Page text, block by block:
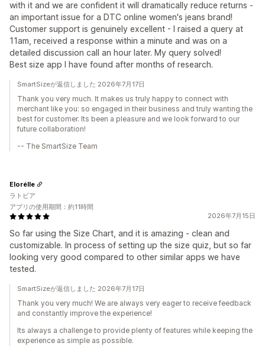
with it and we are confident it will dramatically reduce returns -
an important issue for a DTC online women's jeans brand!
Customer support is genuinely excellent - I raised a query at
11am, received a response within a minute and was on a
detailed discussion call an hour later. My query solved!
Best size app I have found after months of research.
SmartSizeが返信しました 2026年7月17日
Thank you very much. It makes us truly happy to connect with
merchant like you: so engaged in their business and truly wanting the
best for customer. Its been a pleasure and we look forward to our
future collaboration!
-- The SmartSize Team
2026年7月15日
So far using the Size Chart, and it is amazing - clean and
customizable. In process of setting up the size quiz, but so far
looking very good compared to other similar apps we have
tested.
Elorélle
ラトビア
アプリの使用期間：約11時間
SmartSizeが返信しました 2026年7月17日
Thank you very much! We are always very eager to receive feedback
and constantly improve the experience!
Its always a challenge to provide plenty of features while keeping the
experience as simple as possible.